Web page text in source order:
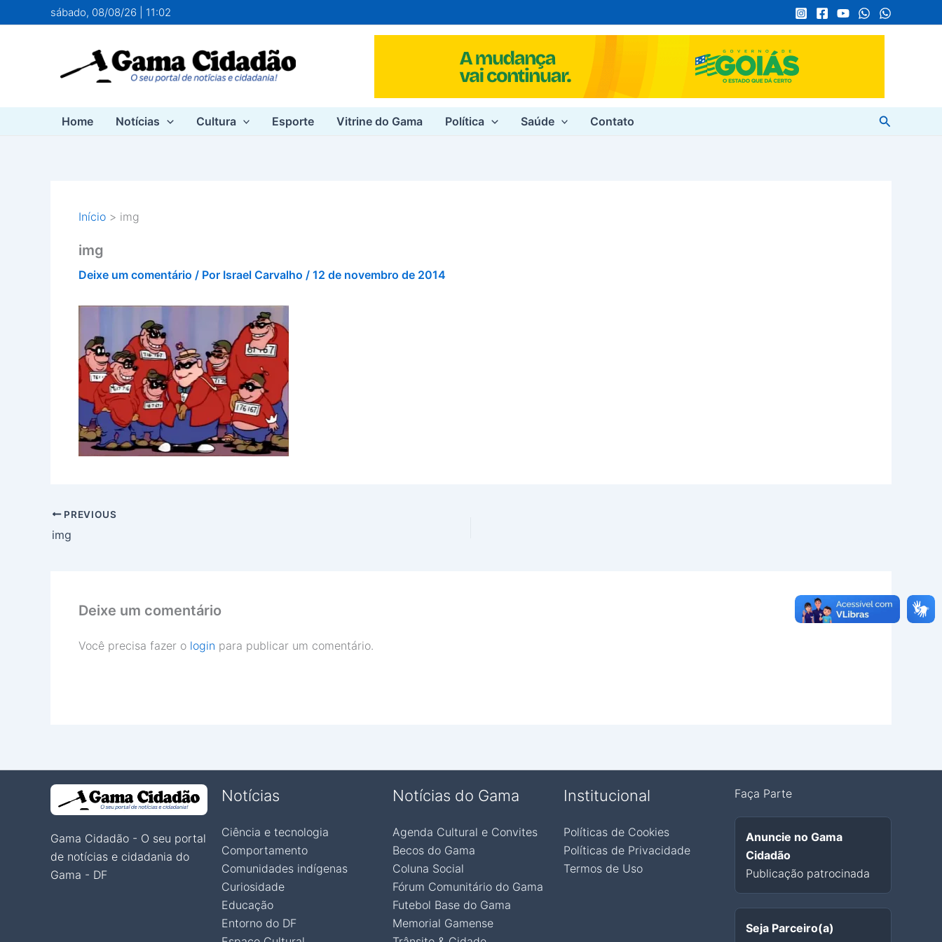
para
sábado, 08/08/26 | 11:02
Home Notícias Cultura Esporte Vitrine do Gama Política Saúde Contato Pesquisar
Início img
img
Deixe um comentário / Por Israel Carvalho / 12 de novembro de 2014
PREVIOUS
img
Deixe um comentário
Você precisa fazer o login para publicar um comentário.
Gama Cidadão - O seu portal
de notícias e cidadania do
Gama - DF
Notícias
Ciência e tecnologia
Comportamento
Comunidades indígenas
Curiosidade
Educação
Entorno do DF
Notícias do Gama
Agenda Cultural e Convites
Becos do Gama
Coluna Social
Fórum Comunitário do Gama
Futebol Base do Gama
Memorial Gamense
Institucional
Políticas de Cookies
Políticas de Privacidade
Termos de Uso
Faça Parte
Anuncie no Gama
Cidadão
Publicação patrocinada
Seja Parceiro(a)